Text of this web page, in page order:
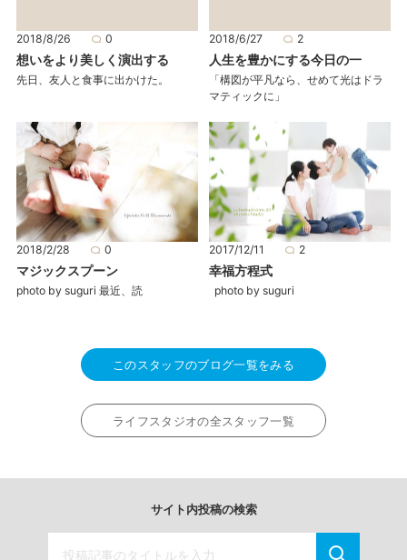
2018/8/26 0
想いをより美しく演出する
先日、友人と食事に出かけた。
2018/6/27 2
人生を豊かにする今日の一
「構図が平凡なら、せめて光はドラ
マティックに」
2018/2/28 0
マジックスプーン
photo by suguri 最近、読
2017/12/11 2
幸福方程式
photo by suguri
このスタッフのブログ一覧をみる
ライフスタジオの全スタッフ一覧
サイト内投稿の検索